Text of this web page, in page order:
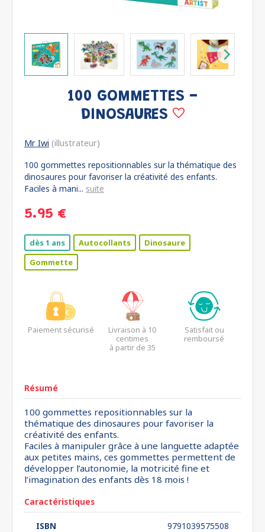
100 GOMMETTES -
DINOSAURES
Mr Iwi (illustrateur)
100 gommettes repositionnables sur la thématique des
dinosaures pour favoriser la créativité des enfants.
Faciles à mani... suite
5.95 €
dès 1 ans Autocollants
Dinosaure
Gommette
Paiement sécurisé
Livraison à 10
centimes
à partir de 35
Satisfait ou
remboursé
Résumé
100 gommettes repositionnables sur la
thématique des dinosaures pour favoriser la
créativité des enfants.
Faciles à manipuler grâce à une languette adaptée
aux petites mains, ces gommettes permettent de
développer l’autonomie, la motricité fine et
l’imagination des enfants dès 18 mois !
Caractéristiques
ISBN
9791039575508